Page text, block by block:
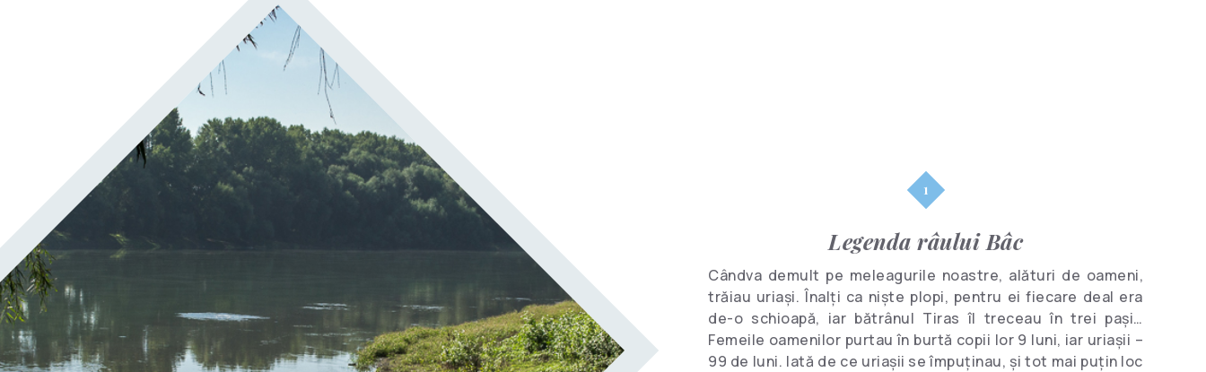
Legenda râului Bâc
Cândva demult pe meleagurile noastre, alături de oameni,
trăiau uriași. Înalți ca niște plopi, pentru ei fiecare deal era
de-o schioapă, iar bătrânul Tiras îl treceau în trei pași…
Femeile oamenilor purtau în burtă copii lor 9 luni, iar uriașii –
99 de luni. Iată de ce uriașii se împuținau, și tot mai puțin loc